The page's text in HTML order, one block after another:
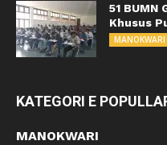
51 BUMN
Khusus
MANOKWARI
KATEGORI E
MANOKWARI